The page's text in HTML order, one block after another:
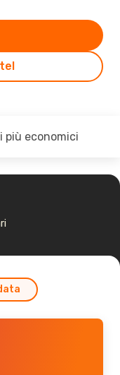
più economici